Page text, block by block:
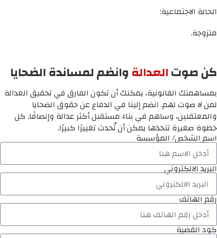
الحالة الاجتماعية:
متزوجة.
كن صوتالعدالةوانضم لمساندة الضحايا
بمساهمتك القانونية، يمكنك أن تكون الفارق في تحقيق العدالة
لمن لا صوت لهم. انضم إلينا في الدفاع عن حقوق الضحايا
والمعتقلين، وساهم في بناء مستقبل أكثر عدالة وإنصافًا. كل
خطوة صغيرة تتخذها يمكن أن تُحدث تغييرًا كبيرًا.
اسم الشخص/ المؤسسة
البريد الالكتروني
رقم الهاتف
كود القضية